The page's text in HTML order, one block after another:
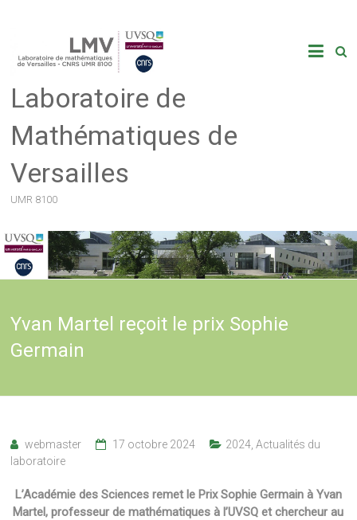
Laboratoire de
Mathématiques de
Versailles
UMR 8100
Yvan Martel reçoit le prix Sophie
Germain
webmaster 17 octobre 2024 2024 ,Actualités du
laboratoire
L’Académie des Sciences remet le Prix Sophie Germain à Yvan
Martel, professeur de mathématiques à l’UVSQ et chercheur au